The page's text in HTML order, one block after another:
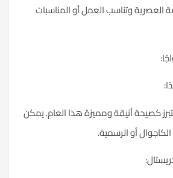
العصرية وتناسب العمل أوالمناسبات
كصيحة أنيقة ومميزة هذا العام. يمكن
أو الرسمية.